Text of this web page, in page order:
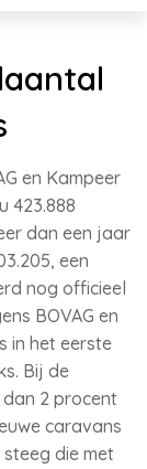
en Kampeer
423.888
dan een jaar
een
nog officieel
BOVAG en
in het eerste
Bij de
2 procent
caravans
die met